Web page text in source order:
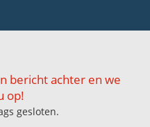
bericht achter en we
op!
gesloten.